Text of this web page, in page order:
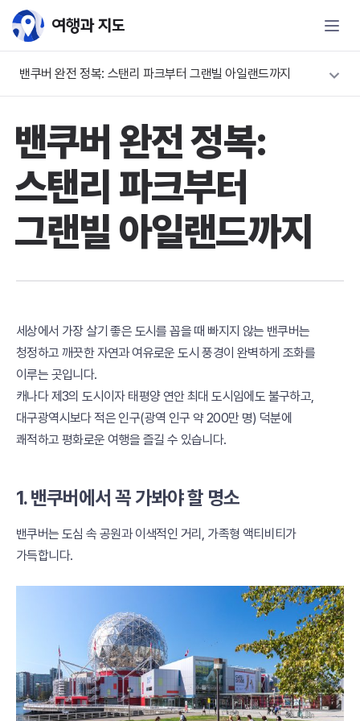
밴쿠버 완전 정복: 스탠리 파크부터 그랜빌 아일랜드까지
밴쿠버 완전 정복:
스탠리 파크부터
그랜빌 아일랜드까지
세상에서 가장 살기 좋은 도시를 꼽을 때 빠지지 않는 밴쿠버는
청정하고 깨끗한 자연과 여유로운 도시 풍경이 완벽하게 조화를
이루는 곳입니다.
캐나다 제3의 도시이자 태평양 연안 최대 도시임에도 불구하고,
대구광역시보다 적은 인구(광역 인구 약 200만 명) 덕분에
쾌적하고 평화로운 여행을 즐길 수 있습니다.
1. 밴쿠버에서 꼭 가봐야 할 명소
밴쿠버는 도심 속 공원과 이색적인 거리, 가족형 액티비티가
가득합니다.